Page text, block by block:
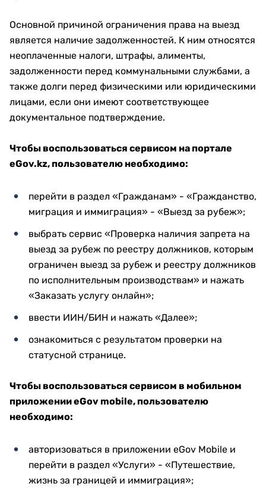
Основной причиной ограничения права на выезд
является наличие задолженностей. К ним относятся
неоплаченные налоги, штрафы, алименты,
задолженности перед коммунальными службами, а
также долги перед физическими или юридическими
лицами, если они имеют соответствующее
документальное подтверждение.
Чтобы воспользоваться сервисом на портале
eGov.kz, пользователю необходимо:
перейти в раздел «Гражданам» - «Гражданство,
миграция и иммиграция» - «Выезд за рубеж»;
выбрать сервис «Проверка наличия запрета на
выезд за рубеж по реестру должников, которым
ограничен выезд за рубеж и реестру должников
по исполнительным производствам» и нажать
«Заказать услугу онлайн»;
ввести ИИН/БИН и нажать «Далее»;
ознакомиться с результатом проверки на
статусной странице.
Чтобы воспользоваться сервисом в мобильном
приложенииeGov mobile, пользователю
необходимо:
авторизоваться в приложении eGov Mobile и
перейти в раздел «Услуги» - «Путешествие,
жизнь за границей и иммиграция»;